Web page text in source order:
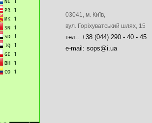
03041, м. Київ,
вул. Горіхуватський шлях, 15
тел.: +38 (044) 290 - 40 - 45
e-mail: sops@i.ua